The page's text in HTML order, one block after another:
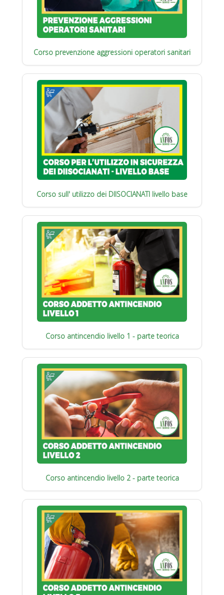
Corso prevenzione aggressioni operatori sanitari
Corso sull' utilizzo dei DIISOCIANATI livello base
Corso antincendio livello 1 - parte teorica
Corso antincendio livello 2 - parte teorica